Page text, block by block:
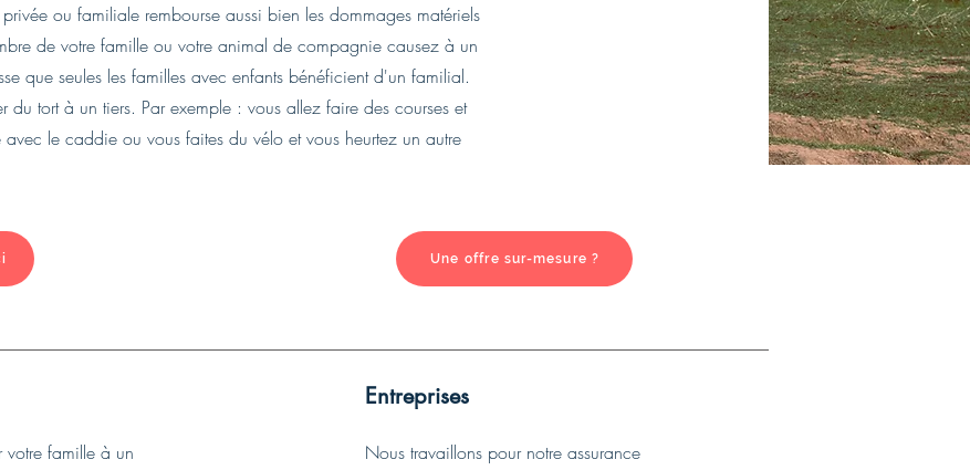
ou familiale rembourse aussi bien les dommages matériels
de votre famille ou votre animal de compagnie causez à un
que seules les familles avec enfants bénéficient d'un familial.
du tort à un tiers. Par exemple : vous allez faire des courses et
le caddie ou vous faites du vélo et vous heurtez un autre
Une offre sur-mesure ?
votre famille à un
Entreprises
Nous travaillons pour notre assurance